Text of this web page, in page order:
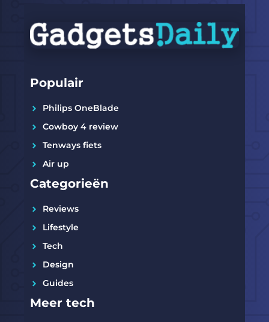
Populair
Philips OneBlade
Cowboy 4 review
Tenways fiets
Air up
Categorieën
Reviews
Lifestyle
Tech
Design
Guides
Meer tech